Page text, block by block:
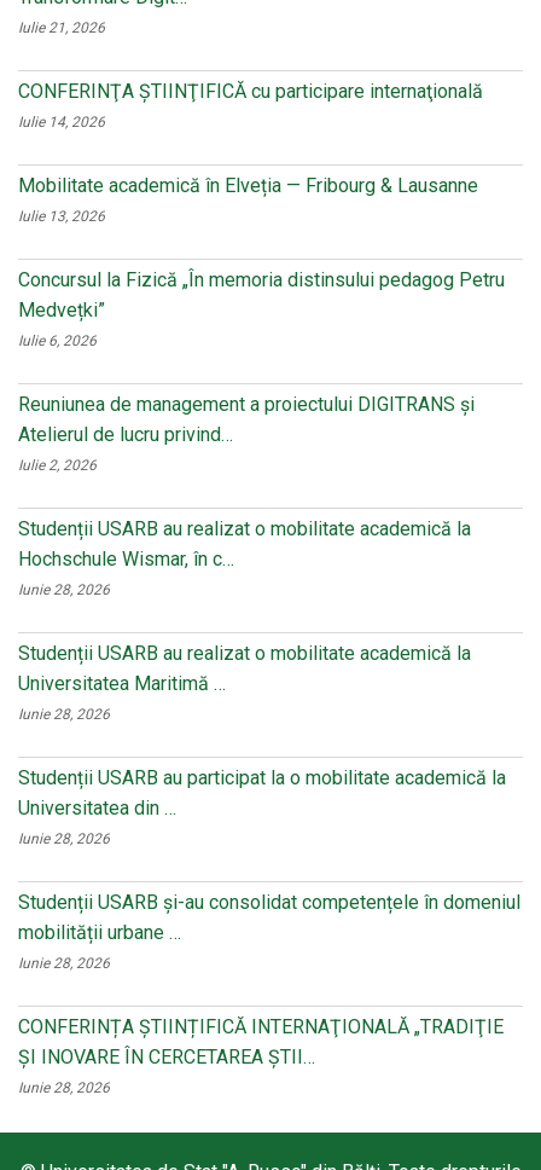
Iulie 21, 2026
CONFERINŢA ŞTIINŢIFICĂ cu participare internaţională
Iulie 14, 2026
Mobilitate academică în Elveția — Fribourg & Lausanne
Iulie 13, 2026
Concursul la Fizică „În memoria distinsului pedagog Petru
Medvețki”
Iulie 6, 2026
Reuniunea de management a proiectului DIGITRANS și
Atelierul de lucru privind…
Iulie 2, 2026
Studenții USARB au realizat o mobilitate academică la
Hochschule Wismar, în c…
Iunie 28, 2026
Studenții USARB au realizat o mobilitate academică la
Universitatea Maritimă …
Iunie 28, 2026
Studenții USARB au participat la o mobilitate academică la
Universitatea din …
Iunie 28, 2026
Studenții USARB și-au consolidat competențele în domeniul
mobilității urbane …
Iunie 28, 2026
CONFERINȚA ȘTIINȚIFICĂ INTERNAŢIONALĂ „TRADIŢIE
ŞI INOVARE ÎN CERCETAREA ŞTII…
Iunie 28, 2026